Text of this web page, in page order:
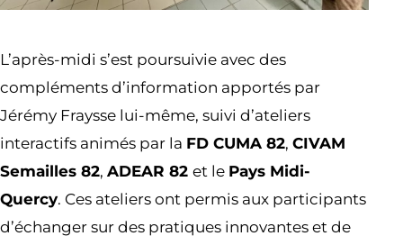
L’après-midi s’est poursuivie avec des
compléments d’information apportés par
Jérémy Fraysse lui-même, suivi d’ateliers
interactifs animés par la FD CUMA 82, CIVAM
Semailles 82, ADEAR 82 et le Pays Midi-
Quercy. Ces ateliers ont permis aux participants
d’échanger sur des pratiques innovantes et de